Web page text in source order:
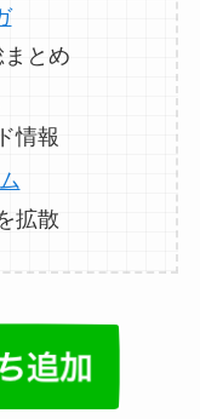
まとめ
情報
拡散